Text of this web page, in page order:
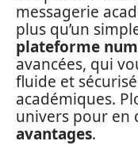
messagerie
plus qu’un
plateforme
avancées, qui
fluide et
académiques.
univers pour en
avantages.